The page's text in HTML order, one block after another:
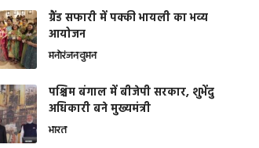
ग्रैंड सफारी में पक्की भायली का भव्य
आयोजन
मनोरंजनवुमन
पश्चिम बंगाल में बीजेपी सरकार, शुभेंदु
अधिकारी बने मुख्यमंत्री
भारत